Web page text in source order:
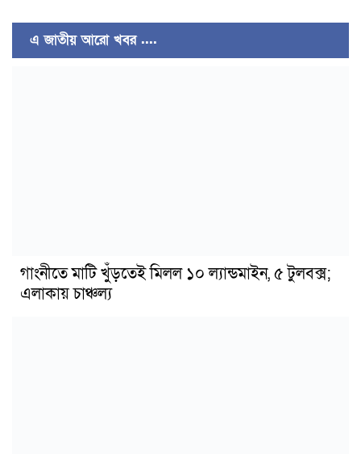
এ জাতীয় আরো খবর ....
গাংনীতে মাটি খুঁড়তেই মিলল ১০ ল্যান্ডমাইন, ৫ টুলবক্স;
এলাকায় চাঞ্চল্য